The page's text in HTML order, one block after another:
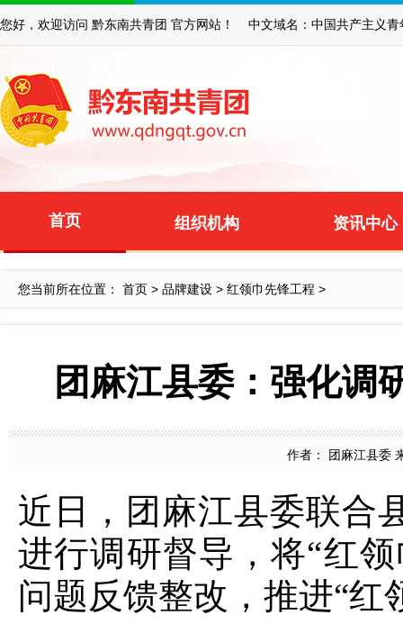
您好，欢迎访问 黔东南共青团 官方网站！ 中文域名：中国共产主义青
首页 组织机构 资讯中心
您当前所在位置： 首页 > 品牌建设 > 红领巾先锋工程 >
团麻江县委：强化调
作者： 团麻江县委
近日，团麻江县委联合
进行调研督导，将“红
问题反馈整改，推进“红